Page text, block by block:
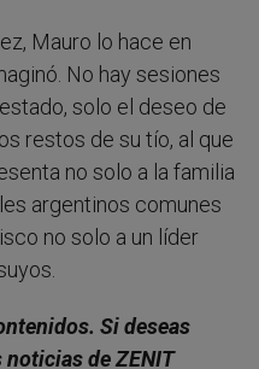
Mauro lo hace en
No hay sesiones
solo el deseo de
restos de su tío, al que
no solo a la familia
argentinos comunes
no solo a un líder
Si deseas
de ZENIT